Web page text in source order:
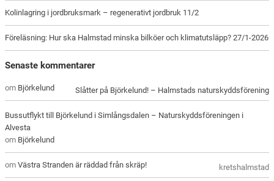
Kolinlagring i jordbruksmark – regenerativt jordbruk 11/2
Föreläsning: Hur ska Halmstad minska bilköer och klimatutsläpp? 27/1-2026
Senaste kommentarer
Slåtter på Björkelund! – Halmstads naturskyddsförening
om Björkelund
Bussutflykt till Björkelund i Simlångsdalen – Naturskyddsföreningen i
Alvesta
om Björkelund
kretshalmstad
omVästra Stranden är räddad från skräp!